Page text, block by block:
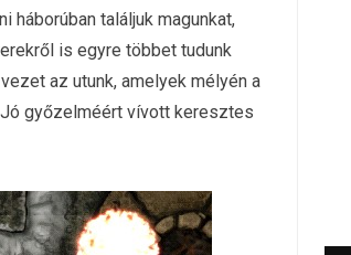
háborúban találjuk magunkat,
is egyre többet tudunk
az utunk, amelyek mélyén a
győzelméért vívott keresztes